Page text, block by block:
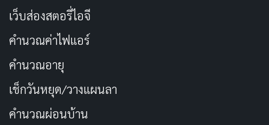
ที่ดีงาม
ความหมายอันลึกซึ้งของประเพณีลอยกระทง
ประเพณีลอยกระทงมีความหมายอันลึกซึ้งหลายประการ
ประการแรกเป็นการแสดงความกตัญญูกตเวทีต่อแม่น้ำ ซึ่ง
เป็นแหล่งน้ำอันอุดมสมบูรณ์และเป็นเส้นทางคมนาคมที่
เว็บส่องสตอรี่ไอจี
คำนวณค่าไฟแอร์
คำนวณอายุ
เช็กวันหยุด/วางแผนลา
คำนวณผ่อนบ้าน